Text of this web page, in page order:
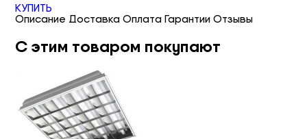
КУПИТЬ
Описание Доставка Оплата Гарантии Отзывы
С этим товаром покупают